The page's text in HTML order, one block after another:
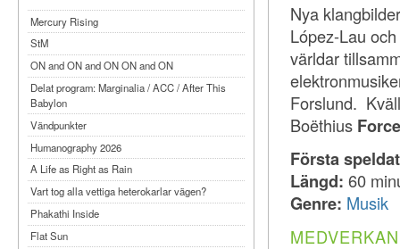
Nya
López-Lau
världar
Forslund.
Boëthius
Första
Längd: 60
Genre: Musik
Mercury Rising
StM
ON and ON and ON ON and ON
Delat program: Marginalia / ACC / After This
Babylon
Vändpunkter
Humanography 2026
A Life as Right as Rain
Vart tog alla vettiga heterokarlar vägen?
Phakathi Inside
Flat Sun